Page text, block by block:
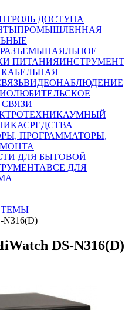
ДОСТУПА
ПРОМЫШЛЕННАЯ
ПАЯЛЬНОЕ
ПИТАНИЯИНСТРУМЕНТ
ВИДЕОНАБЛЮДЕНИЕ
УМНЫЙ
СРЕДСТВА
ПРОГРАММАТОРЫ,
ДЛЯ БЫТОВОЙ
ВСЕ ДЛЯ
N316(D)
DS-N316(D)